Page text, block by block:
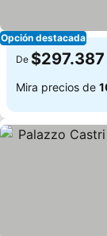
Opción destacada
De $297.387
Mira precios de